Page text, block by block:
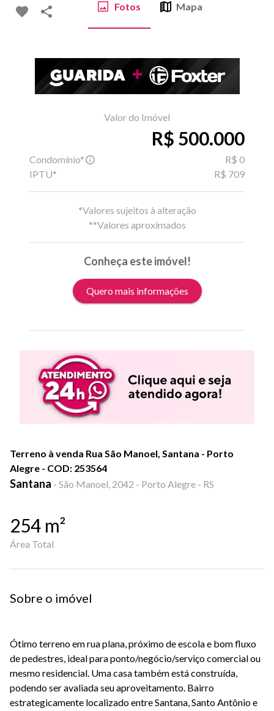
Fotos Mapa
Valor do Imóvel
R$ 500.000
Condomínio*
R$ 0
IPTU*
R$ 709
*Valores sujeitos à alteração
**Valores aproximados
Conheça este imóvel!
Quero mais informações
Terreno à venda Rua São Manoel, Santana - Porto
Alegre - COD: 253564
Santana - São Manoel, 2042 - Porto Alegre - RS
254 m²
Área Total
Sobre o imóvel
Ótimo terreno em rua plana, próximo de escola e bom fluxo
de pedestres, ideal para ponto/negócio/serviço comercial ou
mesmo residencial. Uma casa também está construída,
podendo ser avaliada seu aproveitamento. Bairro
estrategicamente localizado entre Santana, Santo Antônio e